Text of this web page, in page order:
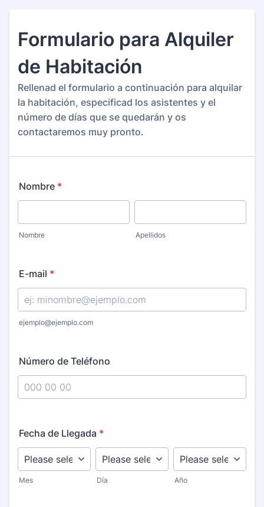
Formulario para Alquiler
de Habitación
Rellenad el formulario a continuación para alquilar
la habitación, especificad los asistentes y el
número de días que se quedarán y os
contactaremos muy pronto.
Nombre *
Nombre Apellidos
E-mail *
ejemplo@ejemplo.com
Número de Teléfono
Fecha de Llegada *
Mes Día Año